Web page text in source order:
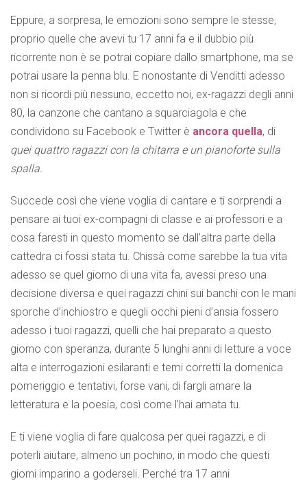
Eppure, a sorpresa, le emozioni sono sempre le stesse,
proprio quelle che avevi tu 17 anni fa e il dubbio più
ricorrente non è se potrai copiare dallo smartphone, ma se
potrai usare la penna blu. E nonostante di Venditti adesso
non si ricordi più nessuno, eccetto noi, ex-ragazzi degli anni
80, la canzone che cantano a squarciagola e che
condividono su Facebook e Twitter è ancora quella, di
quei quattro ragazzi con la chitarra e un pianoforte sulla
spalla.
Succede così che viene voglia di cantare e ti sorprendi a
pensare ai tuoi ex-compagni di classe e ai professori e a
cosa faresti in questo momento se dall’altra parte della
cattedra ci fossi stata tu. Chissà come sarebbe la tua vita
adesso se quel giorno di una vita fa, avessi preso una
decisione diversa e quei ragazzi chini sui banchi con le mani
sporche d’inchiostro e quegli occhi pieni d’ansia fossero
adesso i tuoi ragazzi, quelli che hai preparato a questo
giorno con speranza, durante 5 lunghi anni di letture a voce
alta e interrogazioni esilaranti e temi corretti la domenica
pomeriggio e tentativi, forse vani, di fargli amare la
letteratura e la poesia, così come l’hai amata tu.
E ti viene voglia di fare qualcosa per quei ragazzi, e di
poterli aiutare, almeno un pochino, in modo che questi
giorni imparino a goderseli. Perché tra 17 anni